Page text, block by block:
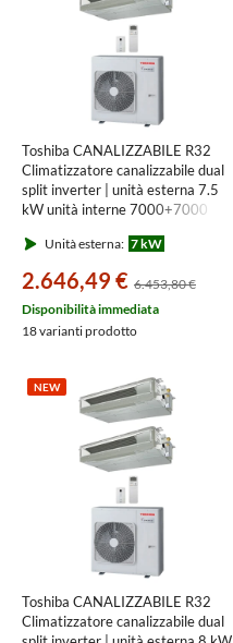
Toshiba CANALIZZABILE R32
Climatizzatore canalizzabile dual
split inverter | unità esterna 7.5
kW unità interne 7000+7000
M[07|07]U2DVG-E
Unità esterna: 7 kW
2.646,49 € 6.453,80 €
Disponibilità immediata
18 varianti prodotto
NEW
Toshiba CANALIZZABILE R32
Climatizzatore canalizzabile dual